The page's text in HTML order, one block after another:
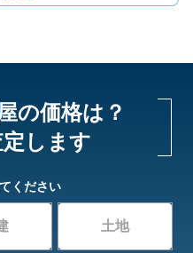
の価格は？
します
ください
土地